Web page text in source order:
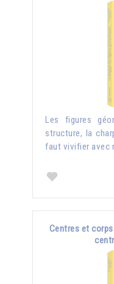
Les figures
structure, la
faut vivifier avec
Centres et